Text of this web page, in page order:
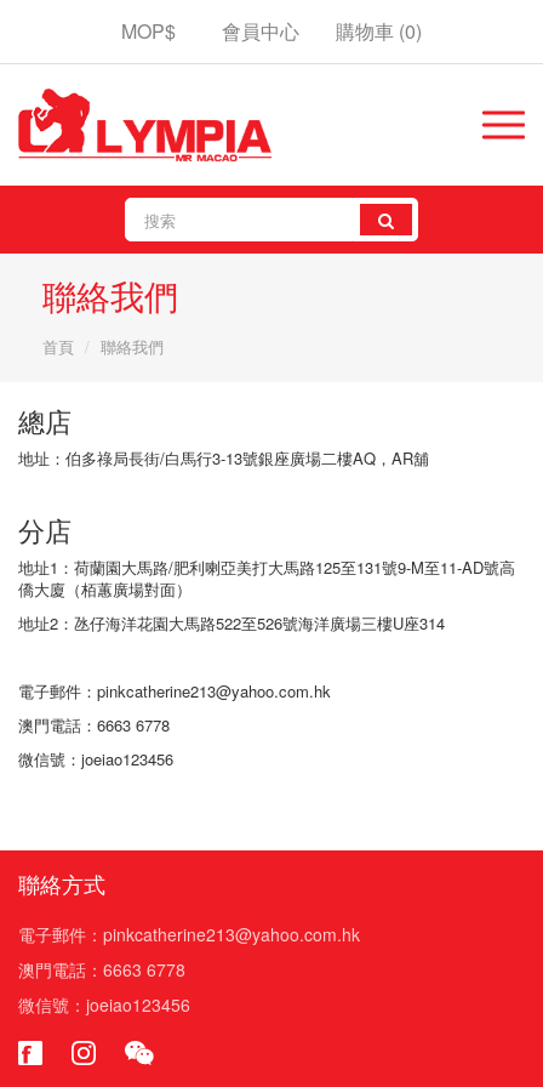
MOP$ 會員中心 購物車 (0)
聯絡我們
首頁 聯絡我們
總店
地址：伯多祿局長街/白馬行3-13號銀座廣場二樓AQ，AR舖
分店
地址1：荷蘭園大馬路/肥利喇亞美打大馬路125至131號9-M至11-AD號高
僑大廈（栢蕙廣場對面）
地址2：氹仔海洋花園大馬路522至526號海洋廣場三樓U座314
電子郵件： pinkcatherine213@yahoo.com.hk
澳門電話：6663 6778
微信號：joeiao123456
聯絡方式
電子郵件：pinkcatherine213@yahoo.com.hk
澳門電話：6663 6778
微信號：joeiao123456